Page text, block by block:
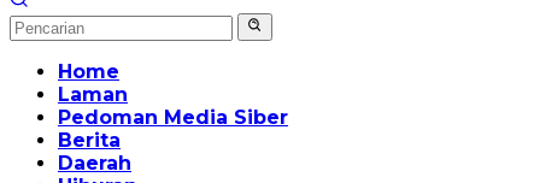
Home
Laman
Pedoman Media Siber
Berita
Daerah